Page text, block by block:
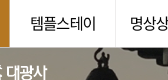
템플스테이 명상